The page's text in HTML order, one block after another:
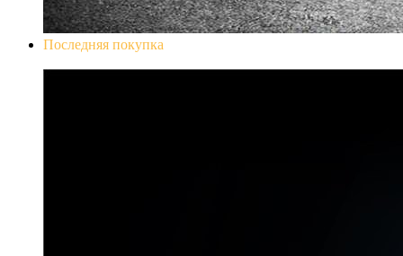
Последняя покупка